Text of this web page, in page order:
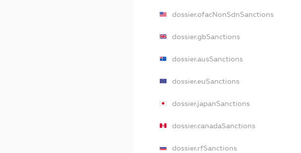
dossier.ofacNonSdnSanctions
dossier.gbSanctions
dossier.ausSanctions
dossier.euSanctions
dossier.japanSanctions
dossier.canadaSanctions
dossier.rfSanctions